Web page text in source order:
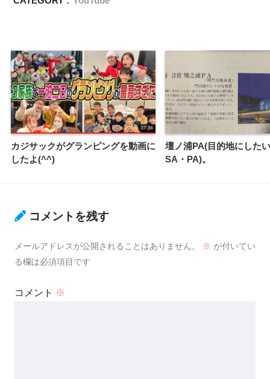
カジサックがグランピングを動画に
したよ(^^)
壇ノ浦PA(目的地にした
SA・PA)。
コメントを残す
メールアドレスが公開されることはありません。 ※ が付いてい
る欄は必須項目です
コメント ※